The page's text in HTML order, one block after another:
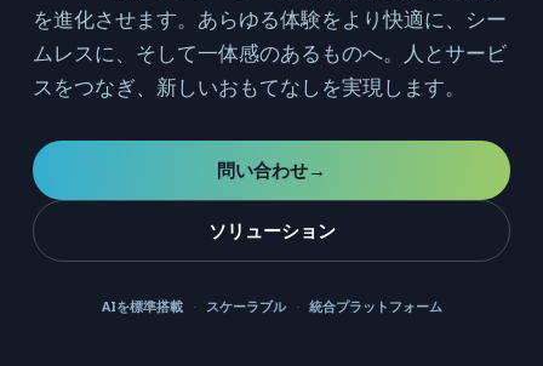
を進化させます。あらゆる体験をより快適に、シー
ムレスに、そして一体感のあるものへ。人とサービ
スをつなぎ、新しいおもてなしを実現します。
問い合わせ→
ソリューション
AIを標準搭載 スケーラブル 統合プラットフォーム